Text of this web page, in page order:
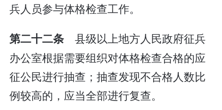
兵人员参与体格检查工作。
第二十二条 县级以上地方人民政府征兵
办公室根据需要组织对体格检查合格的应
征公民进行抽查；抽查发现不合格人数比
例较高的，应当全部进行复查。